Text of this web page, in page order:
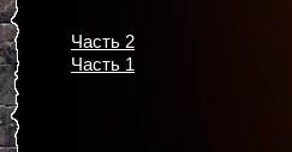
Часть 2
Часть 1